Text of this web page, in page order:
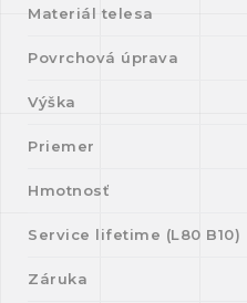
Materiál telesa
Povrchová úprava
Výška
Priemer
Hmotnosť
Service lifetime (L80 B10)
Záruka